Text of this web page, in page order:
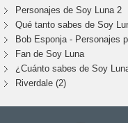
Personajes de Soy Luna 2
Qué tanto sabes de Soy
Bob Esponja - Personajes
Fan de Soy Luna
¿Cuánto sabes de Soy
Riverdale (2)